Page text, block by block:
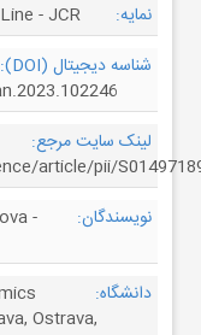
نمایه:
- JCR
شناسه دیجیتال (DOI):
لینک سایت مرجع:
article/pii/
نویسندگان:
-
دانشگاه:
Ostrava,